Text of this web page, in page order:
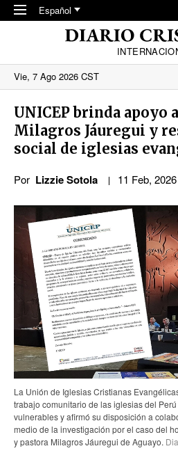
Skip to main content
Español
Vie, 7 Ago 2026 CST
UNICEP brinda apoyo
Milagros Jáuregui y
social de iglesias
Por Lizzie Sotola 11 Feb,
La Unión de Iglesias Cristianas
trabajo comunitario de las iglesias del
vulnerables y afirmó su disposición a
medio de la investigación por el caso del
y pastora Milagros Jáuregui de Aguayo.